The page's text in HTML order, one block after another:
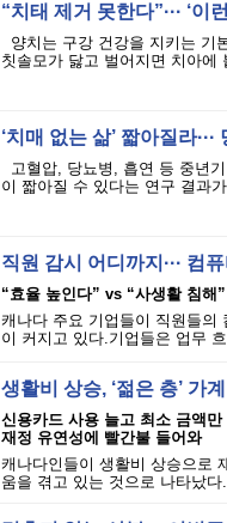
“치태 제거 못한다”··· ‘
양치는 구강 건강을 지키는 기
칫솔모가 닳고 벌어지면 치아에
‘치매 없는 삶’ 짧아질라
고혈압, 당뇨병, 흡연 등 중년
이 짧아질 수 있다는 연구 결과
직원 감시 어디까지··· 컴
“효율 높인다” vs “사생활 침해”
캐나다 주요 기업들이 직원들의
이 커지고 있다.기업들은 업무
생활비 상승, ‘젊은 층’ 가
신용카드 사용 늘고 최소 금액만
재정 유연성에 빨간불 들어와
캐나다인들이 생활비 상승으로
움을 겪고 있는 것으로 나타났